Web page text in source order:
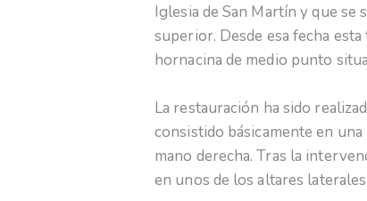
Iglesia de San Martín y que
superior. Desde esa fecha
hornacina de medio punto
La restauración ha sido
consistido básicamente en
mano derecha. Tras la
en unos de los altares